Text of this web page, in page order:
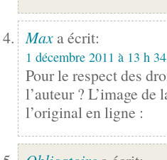
Max a écrit:
1 décembre 2011 à 13 h
Pour le respect des
l’auteur ? L’image
l’original en ligne :